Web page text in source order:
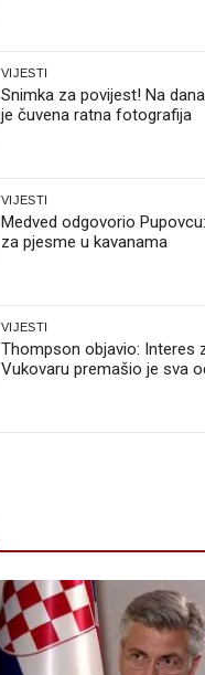
VIJESTI
Snimka za povijest! Na
je čuvena ratna fotografija
VIJESTI
Medved odgovorio
za pjesme u kavanama
VIJESTI
Thompson objavio: Interes
Vukovaru premašio je sva